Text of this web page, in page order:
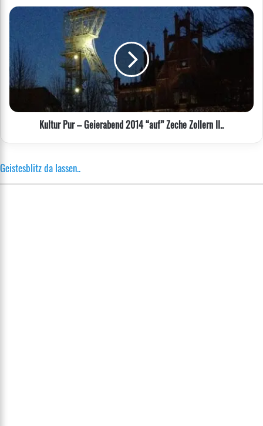
Kultur
Pur
Geierabend
2014
“auf”
Zeche
Zollern
II..
Kultur Pur – Geierabend 2014 “auf” Zeche Zollern II..
Geistesblitz da lassen..